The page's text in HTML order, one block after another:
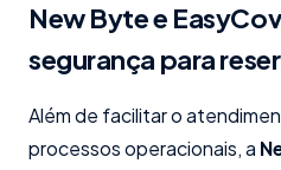
New Byte e
segurança para
Além de facilitar o
processos operacionais, a